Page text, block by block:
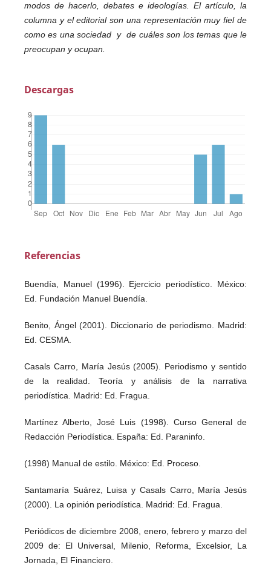
modos de hacerlo, debates e ideologías. El artículo, la
columna y el editorial son una representación muy fiel de
como es una sociedad y de cuáles son los temas que le
preocupan y ocupan.
Descargas
Referencias
Buendía, Manuel (1996). Ejercicio periodístico. México:
Ed. Fundación Manuel Buendía.
Benito, Ángel (2001). Diccionario de periodismo. Madrid:
Ed. CESMA.
Casals Carro, María Jesús (2005). Periodismo y sentido
de la realidad. Teoría y análisis de la narrativa
periodística. Madrid: Ed. Fragua.
Martínez Alberto, José Luis (1998). Curso General de
Redacción Periodística. España: Ed. Paraninfo.
(1998) Manual de estilo. México: Ed. Proceso.
Santamaría Suárez, Luisa y Casals Carro, María Jesús
(2000). La opinión periodística. Madrid: Ed. Fragua.
Periódicos de diciembre 2008, enero, febrero y marzo del
2009 de: El Universal, Milenio, Reforma, Excelsior, La
Jornada, El Financiero.